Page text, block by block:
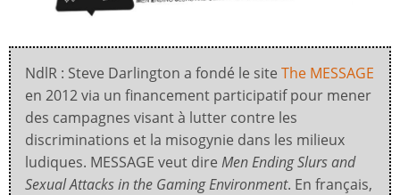
NdlR : Steve Darlington a fondé le site The MESSAGE
en 2012 via un financement participatif pour mener
des campagnes visant à lutter contre les
discriminations et la misogynie dans les milieux
ludiques. MESSAGE veut dire Men Ending Slurs and
Sexual Attacks in the Gaming Environment. En français,